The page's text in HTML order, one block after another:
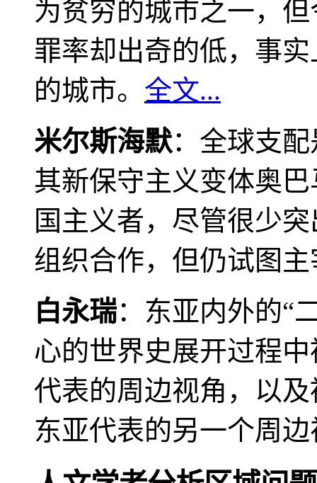
为贫穷的城市之一，
罪率却出奇的低，事
的城市。 全文...
米尔斯海默：全球支
其新保守主义变体奥
国主义者，尽管很少
组织合作，但仍试图
白永瑞：东亚内外的“
心的世界史展开过程
代表的周边视角，以
东亚代表的另一个周